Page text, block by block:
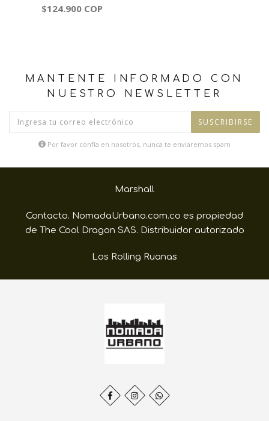
$124.900 COP
MANTENTE INFORMADO CON
NUESTRO NEWSLETTER
SUSCRIBIRSE
Por favor confía en nosotros, nunca te enviaremos spam
Marshall
Contacto. NomadaUrbano.com.co es propiedad
de The Cool Dragon SAS. Distribuidor autorizado
Los Rolling Ruanas